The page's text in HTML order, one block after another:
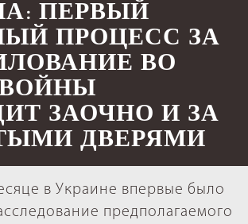
ПЕРВЫЙ
ПРОЦЕСС ЗА
ВО
ЗАОЧНО И ЗА
ДВЕРЯМИ
в Украине впервые было
предполагаемого